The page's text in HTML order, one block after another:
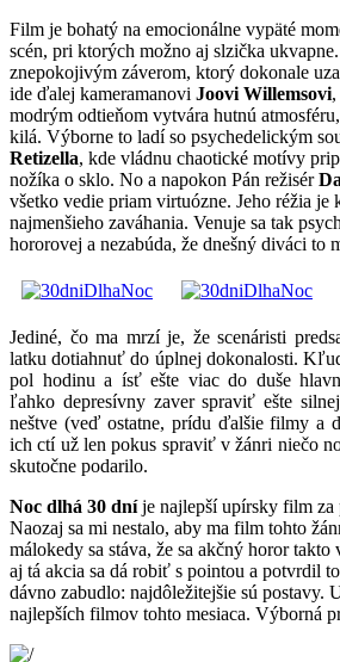
Film je bohatý na emocionálne vypäté
scén, pri ktorých možno aj slzička
znepokojivým záverom, ktorý dokonale
ide ďalej kameramanovi Joovi Willemsovi
modrým odtieňom vytvára hutnú
kilá. Výborne to ladí so psychedelickým
Retizella, kde vládnu chaotické motívy
nožíka o sklo. No a napokon Pán režisér
všetko vedie priam virtuózne. Jeho réžia je
najmenšieho zaváhania. Venuje sa tak
hororovej a nezabúda, že dnešný diváci to
Jediné, čo ma mrzí je, že scenáristi
latku dotiahnuť do úplnej dokonalosti.
pol hodinu a ísť ešte viac do duše
ľahko depresívny zaver spraviť ešte
neštve (veď ostatne, prídu ďalšie filmy a
ich ctí už len pokus spraviť v žánri niečo
skutočne podarilo.
Noc dlhá 30 dníje najlepší upírsky film za
Naozaj sa mi nestalo, aby ma film tohto
málokedy sa stáva, že sa akčný horor takto
aj tá akcia sa dá robiť s pointou a potvrdil
dávno zabudlo: najdôležitejšie sú postavy.
najlepších filmov tohto mesiaca. Výborná